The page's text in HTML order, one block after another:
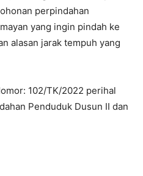
perpindahan
yang ingin pindah ke
alasan jarak tempuh yang
102/TK/2022 perihal
Penduduk Dusun II dan